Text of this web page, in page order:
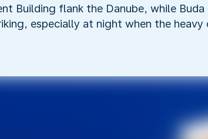
Building flank the Danube, while
especially at night when the